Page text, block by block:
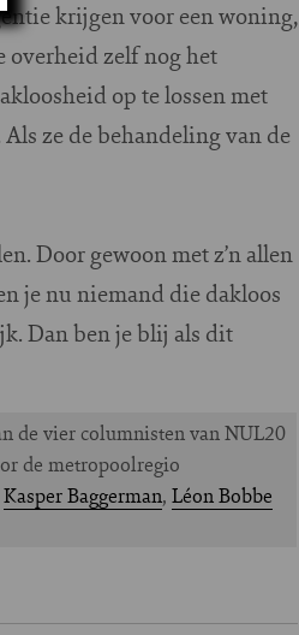
krijgen voor een woning,
overheid zelf nog het
op te lossen met
ze de behandeling van de
Door gewoon met z’n allen
je nu niemand die dakloos
Dan ben je blij als dit
de vier columnisten van NUL20
de metropoolregio
Kasper Baggerman, Léon Bobbe